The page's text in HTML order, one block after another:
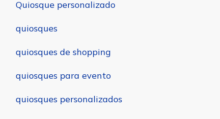
Quiosque personalizado
quiosques
quiosques de shopping
quiosques para evento
quiosques personalizados